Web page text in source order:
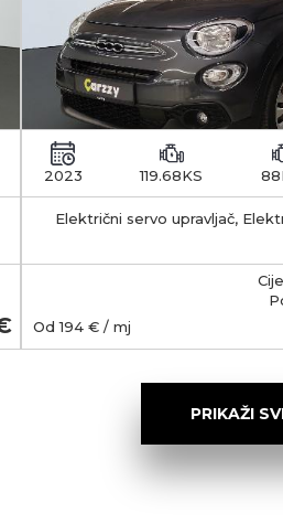
2023 119.68KS
Električni servo upravljač,
Od194€ / mj
PRIKAŽI